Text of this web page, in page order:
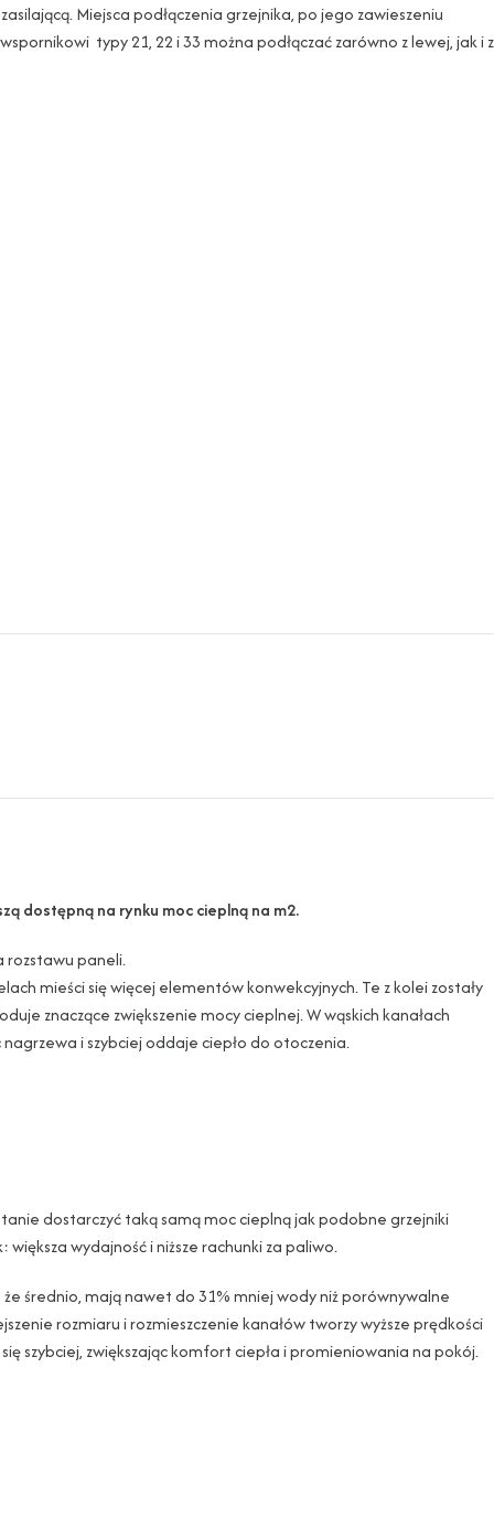
Miejsca podłączenia grzejnika, po jego zawieszeniu
typy 21, 22 i 33 można podłączać zarówno z lewej, jak i z
dostępną na rynku moc cieplną na m2.
rozstawu paneli.
mieści się więcej elementów konwekcyjnych. Te z kolei zostały
znaczące zwiększenie mocy cieplnej. W wąskich kanałach
i szybciej oddaje ciepło do otoczenia.
dostarczyć taką samą moc cieplną jak podobne grzejniki
wydajność i niższe rachunki za paliwo.
średnio, mają nawet do 31% mniej wody niż porównywalne
rozmiaru i rozmieszczenie kanałów tworzy wyższe prędkości
szybciej, zwiększając komfort ciepła i promieniowania na pokój.